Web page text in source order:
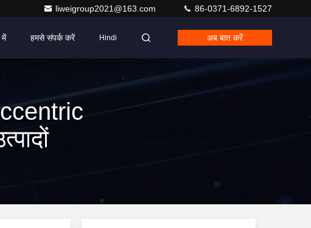
liweigroup2021@163.com 86-0371-6892-1527
में हमसे संपर्क करें Hindi अब बात करें